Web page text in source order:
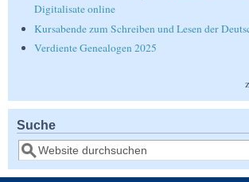
Digitalisate online
Kursabende zum Schreiben und Lesen der
Verdiente Genealogen 2025
Suche
Suche